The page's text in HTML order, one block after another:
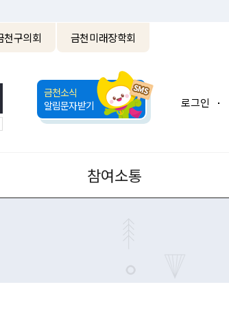
천구의회 금천미래장학회
금천소식
알림문자받기
로그인
참여소통